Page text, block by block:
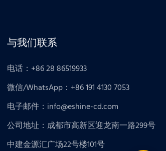
与我们联系
电话：+86 28 86519933
微信/WhatsApp：+86 191 4130 7053
电子邮件： info@eshine-cd.com
公司地址：成都市高新区迎龙南一路299号
中建金源汇广场22号楼101号